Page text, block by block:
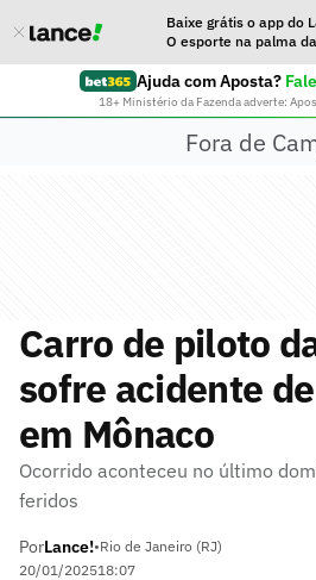
Baixe grátis o app do
O esporte na palma
Ajuda com Aposta?
18+ Ministério da Fazenda adverte:
Fora de
Carro de piloto
sofre acidente
em Mônaco
Ocorrido aconteceu no último
feridos
PorLance!•Rio de Janeiro (RJ)
20/01/202518:07